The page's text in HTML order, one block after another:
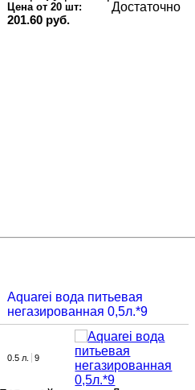
Цена от 20 шт:
201.60 руб.
Достаточно
Aquarei вода питьевая
негазированная 0,5л.*9
0.5 л. 9